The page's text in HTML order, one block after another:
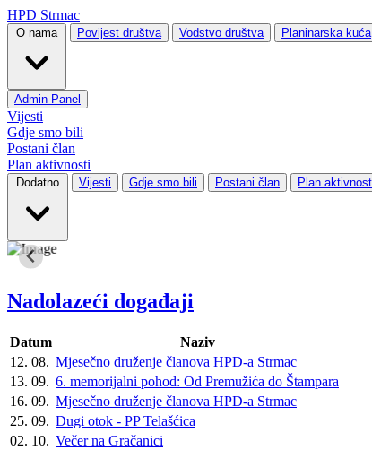
HPD Strmac
O nama Povijest društva Vodstvo društva Planinarska kuća
Admin Panel
Vijesti
Gdje smo bili
Postani član
Plan aktivnosti
Dodatno Vijesti Gdje smo bili Postani član Plan
Nadolazeći događaji
Datum
Naziv
12. 08. Mjesečno druženje članova HPD-a Strmac
13. 09. 6. memorijalni pohod: Od Premužića do Štampara
16. 09. Mjesečno druženje članova HPD-a Strmac
25. 09. Dugi otok - PP Telašćica
02. 10. Večer na Gračanici